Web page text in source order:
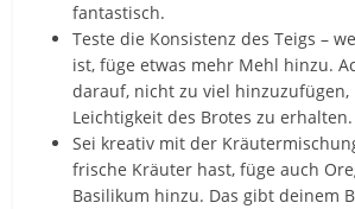
fantastisch.
Teste die Konsistenz des Teigs –
ist, füge etwas mehr Mehl hinzu.
darauf, nicht zu viel hinzuzufügen,
Leichtigkeit des Brotes zu erhalten.
Sei kreativ mit der
frische Kräuter hast, füge auch
Basilikum hinzu. Das gibt deinem